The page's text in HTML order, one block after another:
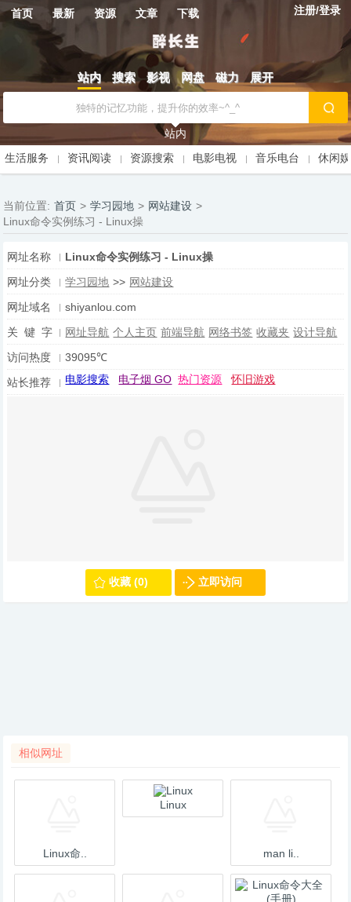
首页 最新 资源 文章 下载 注册/登录
站内 搜索 影视 网盘 磁力 展开
站内
生活服务
资讯阅读 资源搜索 电影电视 音乐电台 休闲
当前位置: 首页 > 学习园地 > 网站建设 >
Linux命令实例练习 - Linux操
网址名称
Linux命令实例练习 - Linux操
网址分类
学习园地 >> 网站建设
网址域名
shiyanlou.com
关 键 字
网址导航 个人主页 前端导航 网络书签 收藏夹 设计导航
访问热度
39095℃
站长推荐
电影搜索 电子烟 GO 热门资源 怀旧游戏
收藏 (0) 立即访问
相似网址
Linux命..
Linux
man li..